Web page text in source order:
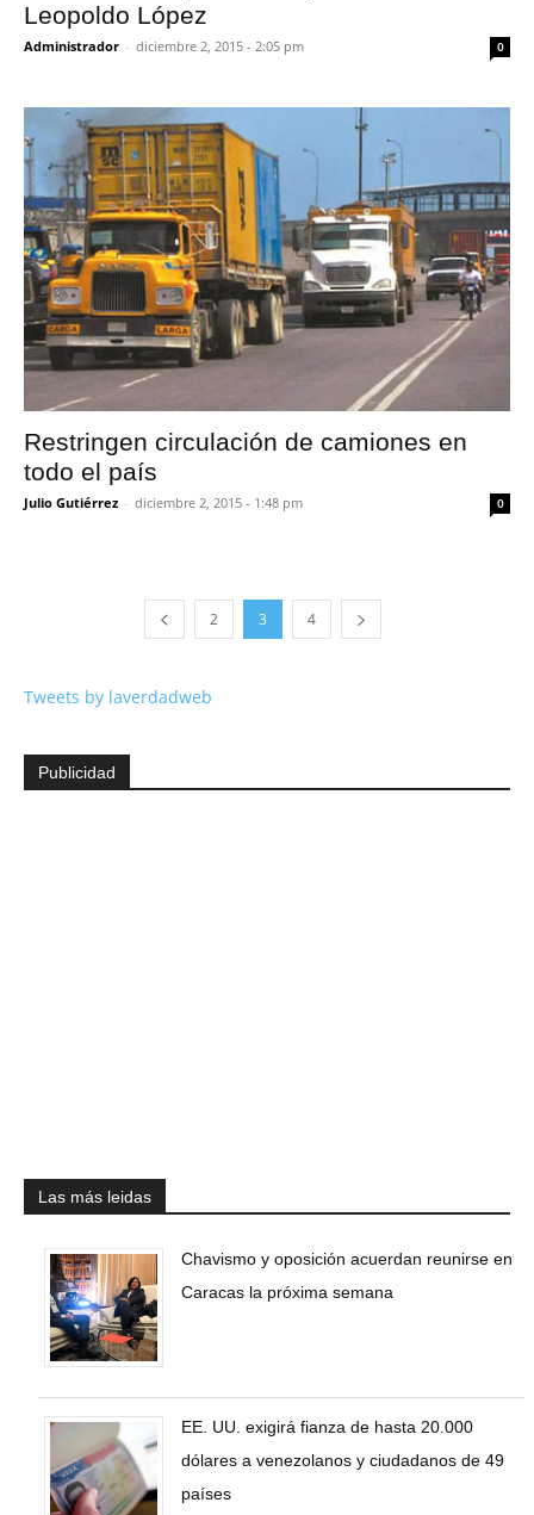
Leopoldo López
Administrador - diciembre 2, 2015 - 2:05 pm 0
Restringen circulación de camiones en
todo el país
Julio Gutiérrez - diciembre 2, 2015 - 1:48 pm 0
2 3 4
Tweets by laverdadweb
Publicidad
Las más leidas
Chavismo y oposición acuerdan reunirse en
Caracas la próxima semana
EE. UU. exigirá fianza de hasta 20.000
dólares a venezolanos y ciudadanos de 49
países